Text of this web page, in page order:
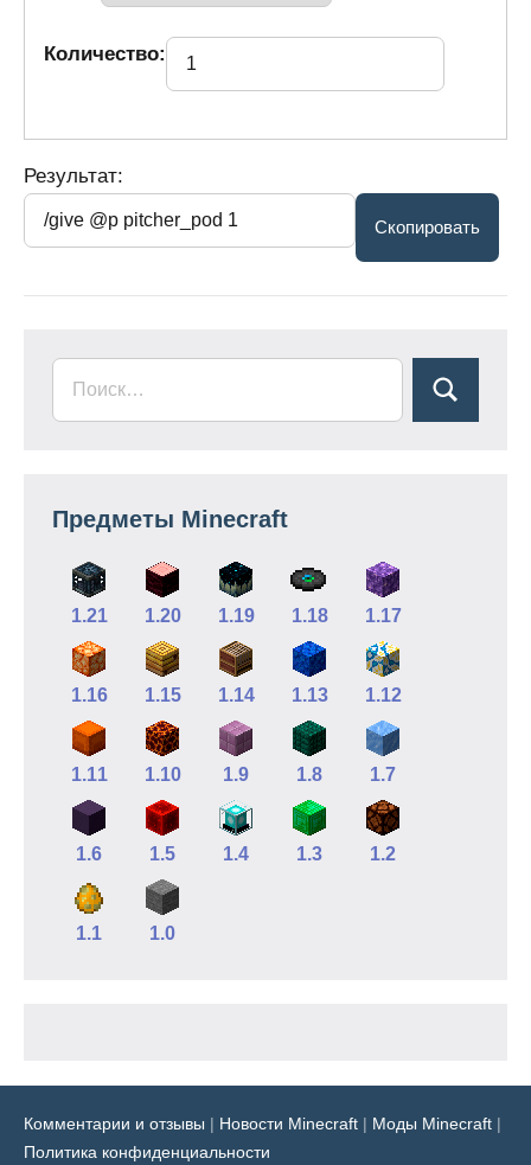
Количество:
Результат:
Предметы Minecraft
1.21 1.20 1.19 1.18 1.17
1.16 1.15 1.14 1.13 1.12
1.11 1.10 1.9 1.8 1.7
1.6 1.5 1.4 1.3 1.2
1.1 1.0
Комментарии и отзывы | Новости Minecraft | Моды Minecraft |
Политика конфиденциальности